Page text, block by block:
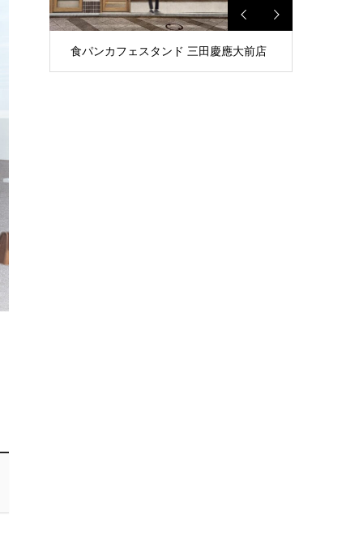
食パンカフェスタンド 三田慶應大前店
食パンレストラン 蔵前店